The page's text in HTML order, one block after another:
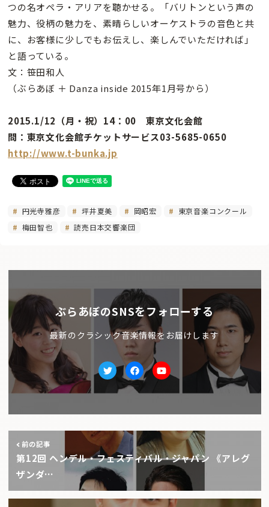
つの名オペラ・アリアを聴かせる。「バリトンという声の
魅力、役柄の魅力を、素晴らしいオーケストラの音色と共
に、お客様に少しでもお伝えし、楽しんでいただければ」
と語っている。
文：笹田和人
（ぶらあぼ ＋ Danza inside 2015年1月号から）
2015.1/12（月・祝）14：00 東京文化会館
問：東京文化会館チケットサービス03-5685-0650
http://www.t-bunka.jp
円光寺雅彦 坪井夏美 岡昭宏
東京音楽コンクール
梅田智也
読売日本交響楽団
ぶらあぼのSNSをフォローする
最新のクラシック音楽情報をお届けします
TwitterfacebookYoutube
前の記事
第12回 ヘンデル・フェスティバル・ジャパン 《アレグ
ザンダ…